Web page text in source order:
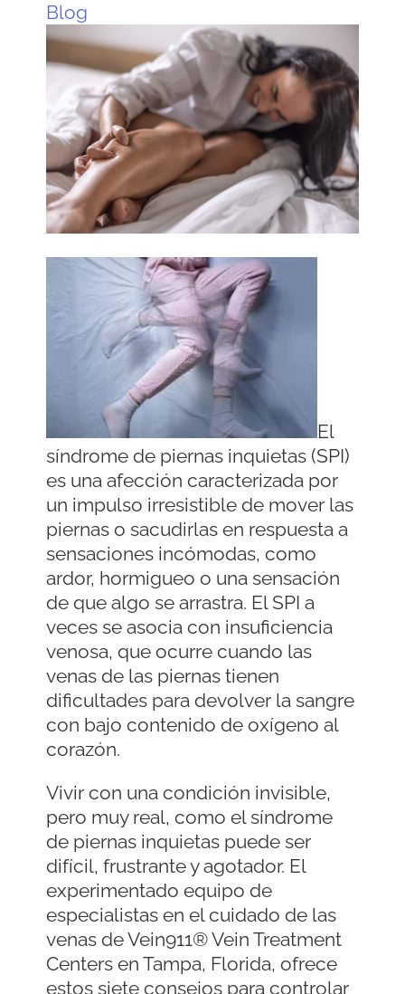
Blog
El
síndrome de piernas inquietas (SPI)
es una afección caracterizada por
un impulso irresistible de mover las
piernas o sacudirlas en respuesta a
sensaciones incómodas, como
ardor, hormigueo o una sensación
de que algo se arrastra. El SPI a
veces se asocia con insuficiencia
venosa, que ocurre cuando las
venas de las piernas tienen
dificultades para devolver la sangre
con bajo contenido de oxígeno al
corazón.
Vivir con una condición invisible,
pero muy real, como el síndrome
de piernas inquietas puede ser
difícil, frustrante y agotador. El
experimentado equipo de
especialistas en el cuidado de las
venas de Vein911® Vein Treatment
Centers en Tampa, Florida, ofrece
estos siete consejos para controlar